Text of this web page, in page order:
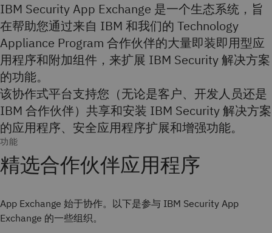
IBM Security App Exchange 是一个生态系统，旨
在帮助您通过来自 IBM 和我们的 Technology
Appliance Program 合作伙伴的大量即装即用型应
用程序和附加组件，来扩展 IBM Security 解决方案
的功能。
该协作式平台支持您（无论是客户、开发人员还是
IBM 合作伙伴）共享和安装 IBM Security 解决方案
的应用程序、安全应用程序扩展和增强功能。
功能
精选合作伙伴应用程序
App Exchange 始于协作。以下是参与 IBM Security App
Exchange 的一些组织。